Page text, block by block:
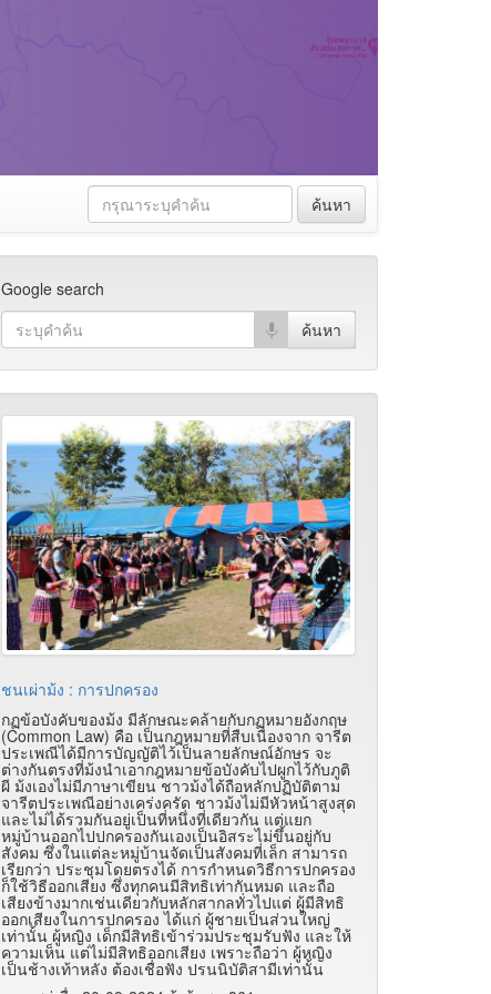
ค้นหา
Google search
ชนเผ่าม้ง : การปกครอง
กฏข้อบังคับของม้ง มีลักษณะคล้ายกับกฏหมายอังกฤษ
(Common Law) คือ เป็นกฎหมายที่สืบเนื่องจาก จารีต
ประเพณีได้มีการบัญญัติไว้เป็นลายลักษณ์อักษร จะ
ต่างกันตรงที่ม้งนำเอากฎหมายข้อบังคับไปผูกไว้กับภูติ
ผี ม้งเองไม่มีภาษาเขียน ชาวม้งได้ถือหลักปฏิบัติตาม
จารีตประเพณีอย่างเคร่งครัด ชาวม้งไม่มีหัวหน้าสูงสุด
และไม่ได้รวมกันอยู่เป็นที่หนึ่งที่เดียวกัน แต่แยก
หมู่บ้านออกไปปกครองกันเองเป็นอิสระไม่ขึ้นอยู่กับ
สังคม ซึ่งในแต่ละหมู่บ้านจัดเป็นสังคมที่เล็ก สามารถ
เรียกว่า ประชุมโดยตรงได้ การกำหนดวิธีการปกครอง
ก็ใช้วิธีออกเสียง ซึ่งทุกคนมีสิทธิเท่ากันหมด และถือ
เสียงข้างมากเช่นเดียวกับหลักสากลทั่วไปแต่ ผู้มีสิทธิ
ออกเสียงในการปกครอง ได้แก่ ผู้ชายเป็นส่วนใหญ่
เท่านั้น ผู้หญิง เด็กมีสิทธิเข้าร่วมประชุมรับฟัง และให้
ความเห็น แต่ไม่มีสิทธิออกเสียง เพราะถือว่า ผู้หญิง
เป็นช้างเท้าหลัง ต้องเชื่อฟัง ปรนนิบัติสามีเท่านั้น